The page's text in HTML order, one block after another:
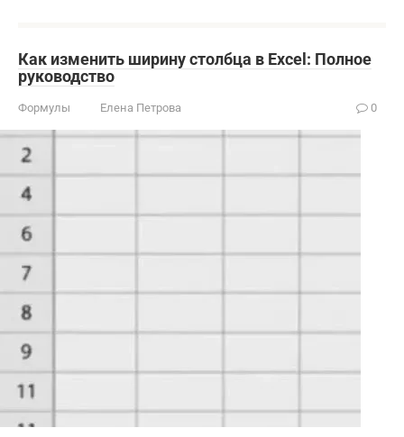
Как изменить ширину столбца в Excel: Полное
руководство
Формулы Елена Петрова 0